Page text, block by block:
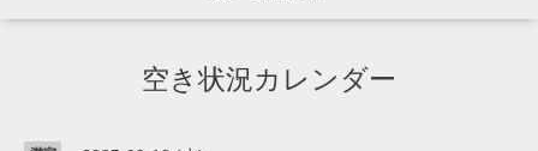
空き状況カレンダー